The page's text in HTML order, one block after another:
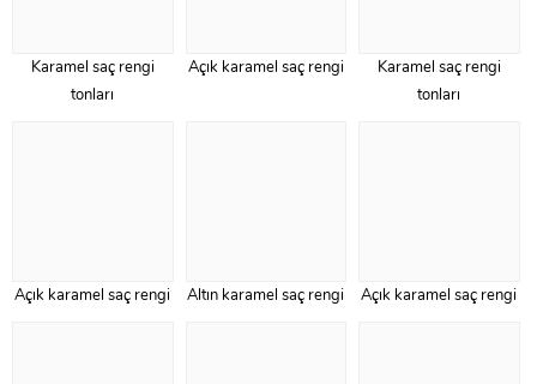
Karamel saç rengi
tonları
Açık karamel saç rengi
Karamel saç rengi
tonları
Açık karamel saç rengi Altın karamel saç rengi Açık karamel saç rengi